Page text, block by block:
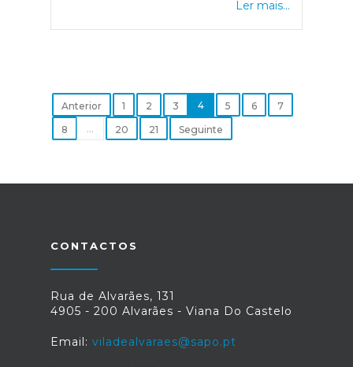
conhecer os seus padrinhos, bem
dia a dia. Assim, os padrinhos
realizaram coreografias, cantaram
canções, entregaram uma
lembrancinha e um diploma aos
responsabilidades enquanto protetores
Ler mais...
Anterior 1 2 3 4 5 6
7
8
... 20 21 Seguinte
CONTACTOS
Rua de Alvarães, 131
4905 - 200 Alvarães - Viana Do Castelo
Email: viladealvaraes@sapo.pt